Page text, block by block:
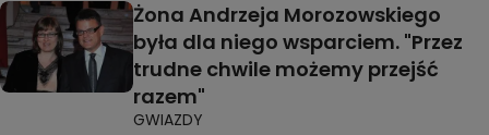
Żona Andrzeja Morozowskiego
była dla niego wsparciem. "Przez
trudne chwile możemy przejść
razem"
GWIAZDY